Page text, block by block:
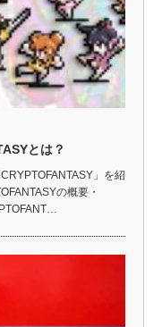
とは？
」を紹
の概要・